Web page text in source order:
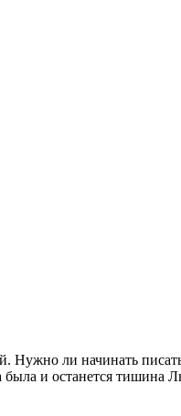
ли начинать
была и останется тишина